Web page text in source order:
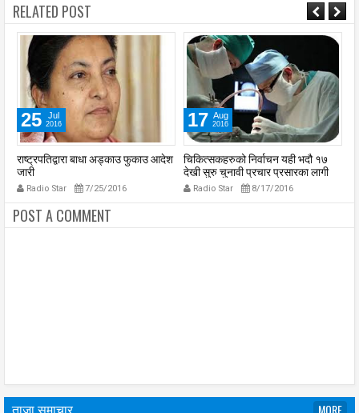
RELATED POST
25 Jul
2016
राष्ट्रपतिद्वारा बाधा अड्काउ फुकाउ आदेश
जारी
Radio Star 7/25/2016
17 Aug
2016
चिकित्सकहरुको निर्वाचन यही भदौ १७
देखी सुरु चुनावी प्रचार प्रसारका लागी
टोली विराटनगरमा
Radio Star 8/17/2016
POST A COMMENT
ताजा समाचार MORE